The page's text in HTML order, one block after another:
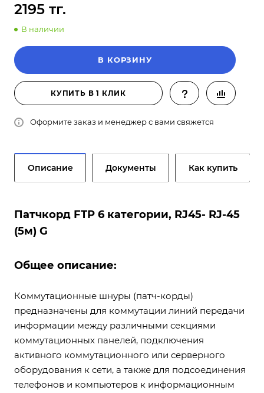
2195 тг.
В наличии
В КОРЗИНУ
КУПИТЬ В 1 КЛИК
Оформите заказ и менеджер с вами свяжется
Описание Документы Как купить
Патчкорд FTP 6 категории, RJ45- RJ-45
(5м) G
Общее описание:
Коммутационные шнуры (патч-корды)
предназначены для коммутации линий передачи
информации между различными секциями
коммутационных панелей, подключения
активного коммутационного или серверного
оборудования к сети, а также для подсоединения
телефонов и компьютеров к информационным